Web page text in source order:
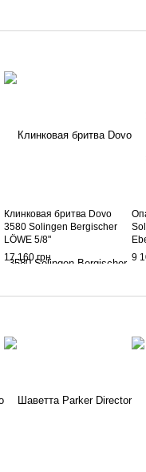
Клинковая бритва Dovo
3580 Solingen Bergischer
LÖWE 5/8"
17 160 грн
9